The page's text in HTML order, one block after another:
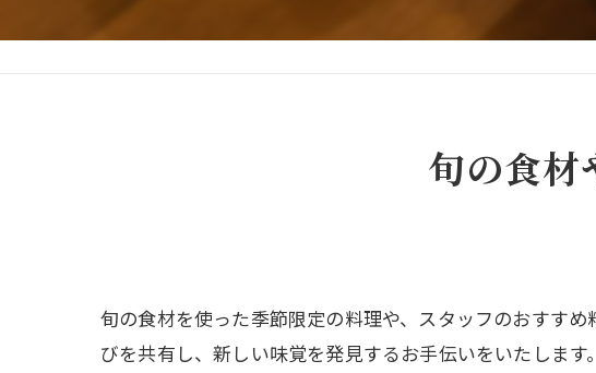
旬の食材
旬の食材を使った季節限定の料理や、スタッフのおすす
びを共有し、新しい味覚を発見するお手伝いをいたしま